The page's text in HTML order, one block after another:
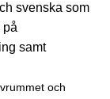
svenska som
på
samt
och